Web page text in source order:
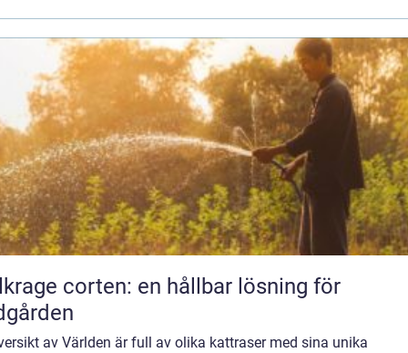
corten: en hållbar lösning för
av Världen är full av olika kattraser med sina unika